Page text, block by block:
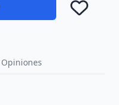
Opiniones